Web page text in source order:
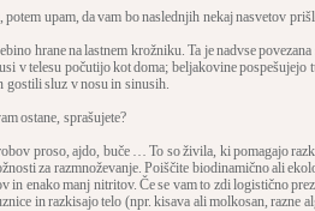
upam, da vam bo naslednjih nekaj nasvetov
hrane na lastnem krožniku. Ta je nadvse
v telesu počutijo kot doma; beljakovine pospešujejo
gostili sluz v nosu in sinusih.
ostane, sprašujete?
proso, ajdo, buče … To so živila, ki pomagajo
za razmnoževanje. Poiščite biodinamično ali
in enako manj nitritov. Če se vam to zdi logistično
in razkisajo telo (npr. kisava ali molkosan, razne